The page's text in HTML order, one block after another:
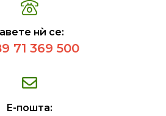
нѝ се:
71 369 500
Е-пошта: